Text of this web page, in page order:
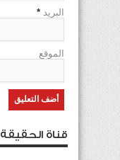
البريد *
الموقع
قناة الحقيقة